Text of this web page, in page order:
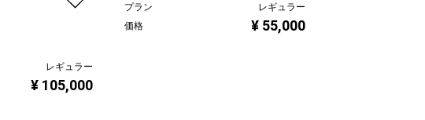
レギュラー
¥ 105,000
プラン
レギュラー
価格
¥ 55,000